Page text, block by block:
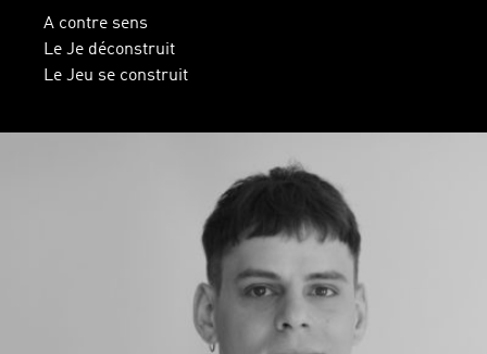
A contre sens
Le Je déconstruit
Le Jeu se construit